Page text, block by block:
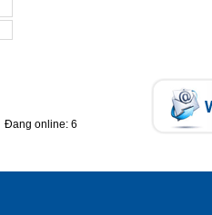
Đang online: 6